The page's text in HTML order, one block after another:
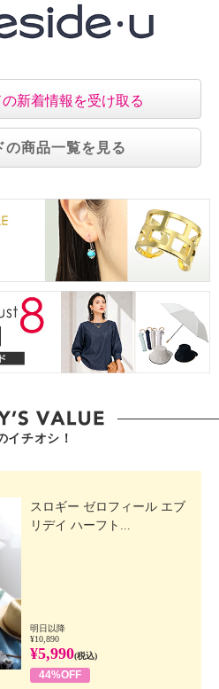
新着情報を受け取る
の商品一覧を見る
イチオシ！
スロギー ゼロフィール エブ
リデイ ハーフト...
明日以降
¥10,890
¥5,990(税込)
44%OFF